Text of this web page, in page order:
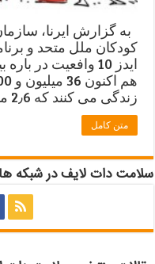
به گزارش ایرنا،
کودکان ملل متحد و
زندگی می کنند که 2٫6 میلیون آنها …
متن کامل
سلامت دات لایف در شبکه